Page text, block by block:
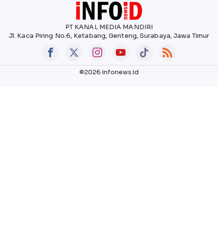
PT KANAL MEDIA MANDIRI
Jl. Kaca Piring No.6, Ketabang, Genteng, Surabaya, Jawa Timur
©2026 infonews.id